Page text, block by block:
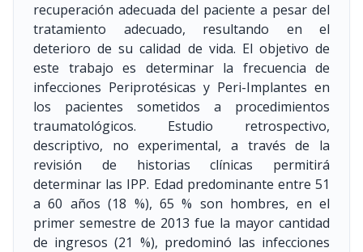
recuperación adecuada del paciente a pesar del
tratamiento adecuado, resultando en el
deterioro de su calidad de vida. El objetivo de
este trabajo es determinar la frecuencia de
infecciones Periprotésicas y Peri-Implantes en
los pacientes sometidos a procedimientos
traumatológicos. Estudio retrospectivo,
descriptivo, no experimental, a través de la
revisión de historias clínicas permitirá
determinar las IPP. Edad predominante entre 51
a 60 años (18 %), 65 % son hombres, en el
primer semestre de 2013 fue la mayor cantidad
de ingresos (21 %), predominó las infecciones